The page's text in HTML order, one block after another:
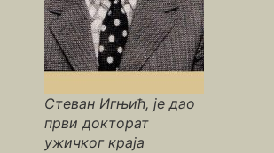
Стеван Игњић, је дао
први докторат
ужичког краја